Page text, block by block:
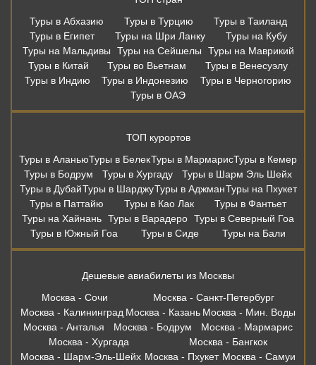
Туры в Абхазию
Туры в Турцию
Туры в Таиланд
Туры в Египет
Туры на Шри Ланку
Туры на Кубу
Туры на Мальдивы
Туры на Сейшелы
Туры на Маврикий
Туры в Китай
Туры во Вьетнам
Туры в Венесуэлу
Туры в Индию
Туры в Индонезию
Туры в Черногорию
Туры в ОАЭ
ТОП курортов
Туры в АланьюТуры в БелекТуры в МармарисТуры в Кемер
Туры в Бодрум
Туры в Хургаду
Туры в Шарм Эль Шейх
Туры в ДубайТуры в ШарджуТуры в АджманТуры на Пхукет
Туры в Паттайю
Туры в Као Лак
Туры в Фантьет
Туры на Хайнань Туры в Варадеро Туры в Северный Гоа
Туры в Южный Гоа
Туры в Сиде Туры на Бали
Дешевые авиабилеты из Москвы
Москва - Сочи
Москва - Санкт-Петербург
Москва - Калининград Москва - Казань Москва - Мин. Воды
Москва - Анталья
Москва - Бодрум
Москва - Мармарис
Москва - Хургада
Москва - Бангкок
Москва - Шарм-Эль-Шейх Москва - Пхукет Москва - Самуи